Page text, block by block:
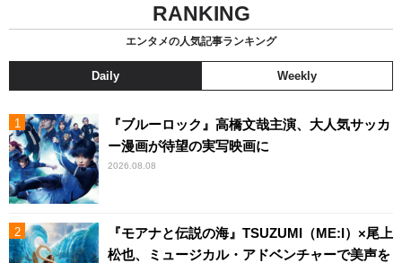
RANKING
エンタメの人気記事ランキング
Daily Weekly
『ブルーロック』高橋文哉主演、大人気サッカ
ー漫画が待望の実写映画に
2026.08.08
『モアナと伝説の海』TSUZUMI（ME:I）×尾上
松也、ミュージカル・アドベンチャーで美声を